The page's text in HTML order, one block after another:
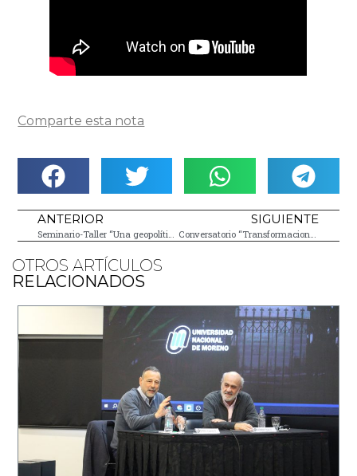
Comparte esta nota
ANTERIOR
Seminario-Taller “Una geopolítica regulacionista del mundo contemporáneo”
SIGUIENTE
Conversatorio “Transformaciones del Estado y nuevos escenarios de las políticas sociales”
OTROS ARTÍCULOS
RELACIONADOS